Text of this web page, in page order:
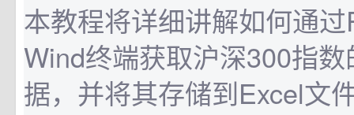
本教程将详细讲解如何通
Wind终端获取沪深300指
据，并将其存储到Excel文